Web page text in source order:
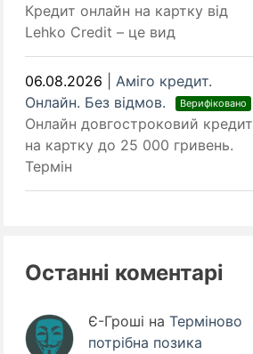
Кредит онлайн на картку від
Lehko Credit – це вид
06.08.2026
Аміго кредит.
Онлайн. Без відмов.
Верифіковано
Онлайн довгостроковий кредит
на картку до 25 000 гривень.
Термін
Останні коментарі
Є-Гроші на Терміново
потрібна позика